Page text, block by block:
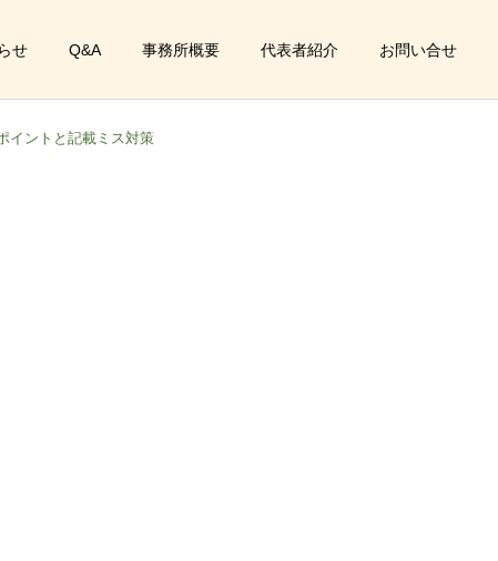
せ Q&A 事務所概要 代表者紹介 お問い合せ
イントと記載ミス対策